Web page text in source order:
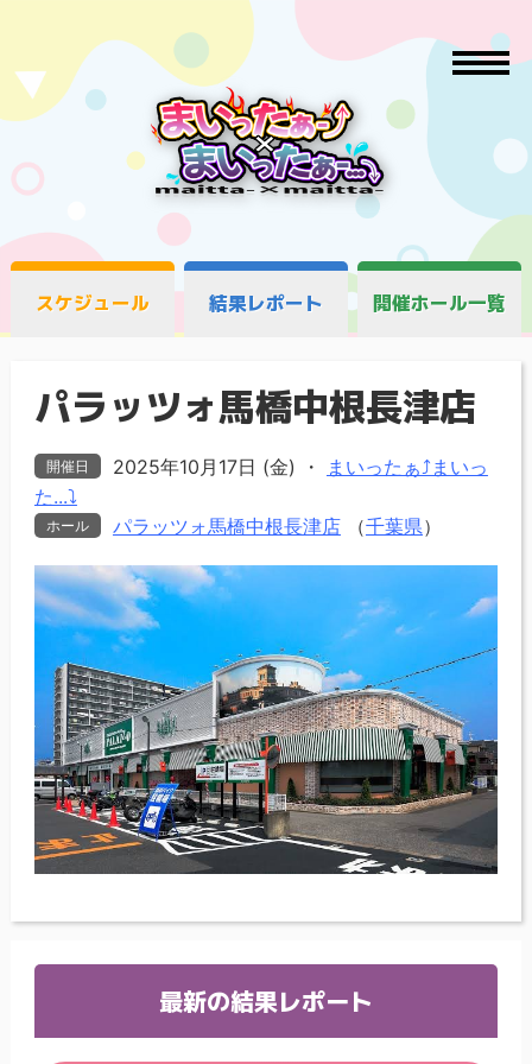
スケジュール 結果レポート 開催ホール一覧
パラッツォ馬橋中根長津店
開催日 2025年10月17日 (金) ・
まいったぁ⤴まいっ
た...⤵
ホール パラッツォ馬橋中根長津店（千葉県）
最新の結果レポート